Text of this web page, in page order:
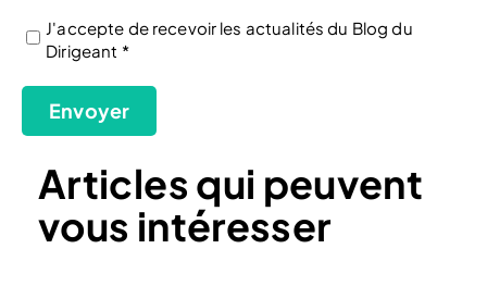
(Nécessaire)
J'accepte de recevoir les actualités du Blog du
Dirigeant *
Envoyer
Articles qui peuvent
vous intéresser